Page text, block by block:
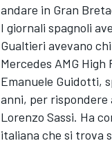
andare in Gran
I giornali spagnoli
Gualtieri avevano
Mercedes AMG
Emanuele Guidotti,
anni, per rispondere
Lorenzo Sassi. Ha
italiana che si trova